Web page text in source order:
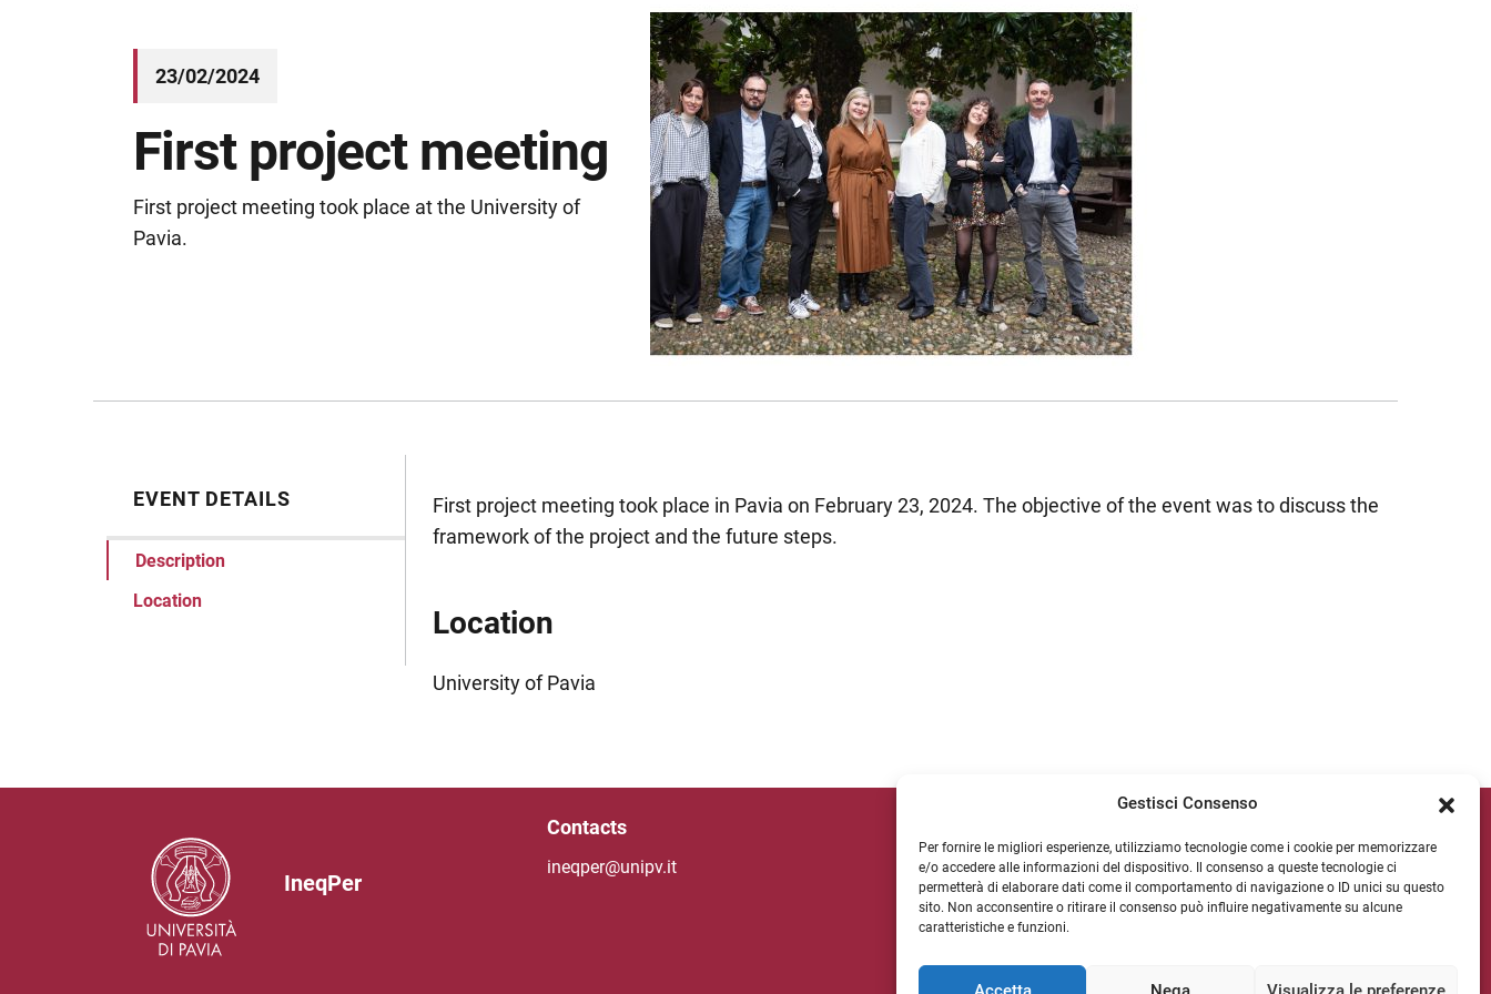
Gestisci Consenso
Per fornire le migliori esperienze, utilizziamo tecnologie come i cookie per memorizzare
e/o accedere alle informazioni del dispositivo. Il consenso a queste tecnologie ci
permetterà di elaborare dati come il comportamento di navigazione o ID unici su questo
sito. Non acconsentire o ritirare il consenso può influire negativamente su alcune
caratteristiche e funzioni.
23/02/2024
First project meeting
First project meeting took place at the University of
Pavia.
EVENT DETAILS
Description
Location
Description of the event
First project meeting took place in Pavia on February 23, 2024. The objective of the event was to discuss the
framework of the project and the future steps.
Location
University of Pavia
IneqPer
Contacts
ineqper@unipv.it
NEWSLETTER